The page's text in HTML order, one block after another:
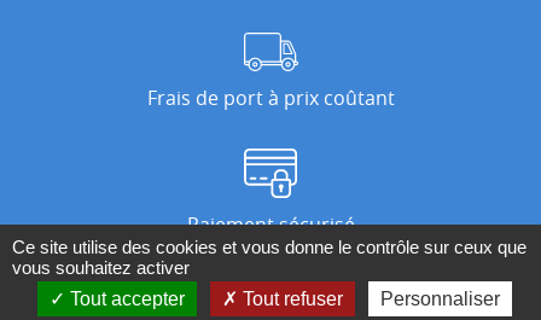
Frais de port à prix coûtant
Paiement sécurisé
Ce site utilise des cookies et vous donne le contrôle sur ceux que
vous souhaitez activer
Tout accepter
Tout refuser Personnaliser